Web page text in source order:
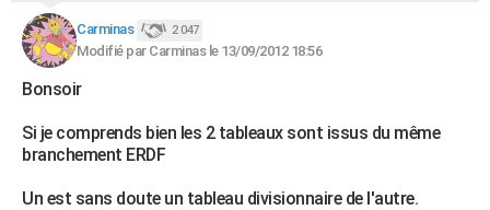
FORUM
Bricolage
Lifestyle
Culture
Sport
Auto
Television
Voyage
Cinema
Carminas 2 047
Modifié par Carminas le 13/09/2012 18:56
Bonsoir
Si je comprends bien les 2 tableaux sont issus du même
branchement ERDF
Un est sans doute un tableau divisionnaire de l'autre.